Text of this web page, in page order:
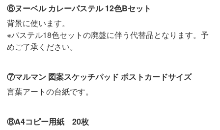
⑥ヌーベル カレーパステル 12色Bセット
背景に使います。
※パステル18色セットの廃盤に伴う代替品となります。予
めご了承ください。
⑦マルマン 図案スケッチパッド ポストカードサイズ
言葉アートの台紙です。
⑧A4コピー用紙 20枚